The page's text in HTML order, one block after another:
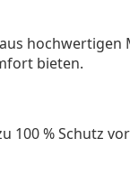
bieten.
100 % Schutz